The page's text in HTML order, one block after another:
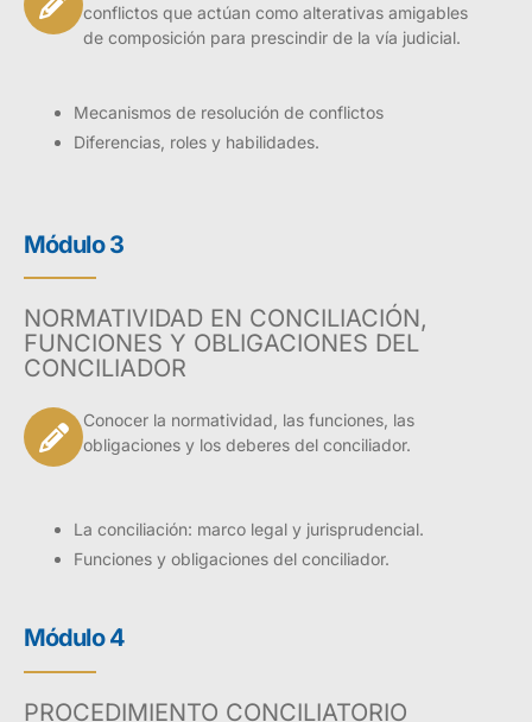
conflictos que actúan como alterativas amigables
de composición para prescindir de la vía judicial.
Mecanismos de resolución de conflictos
Diferencias, roles y habilidades.
Módulo 3
NORMATIVIDAD EN CONCILIACIÓN,
FUNCIONES Y OBLIGACIONES DEL
CONCILIADOR
Conocer la normatividad, las funciones, las
obligaciones y los deberes del conciliador.
La conciliación: marco legal y jurisprudencial.
Funciones y obligaciones del conciliador.
Módulo 4
PROCEDIMIENTO CONCILIATORIO